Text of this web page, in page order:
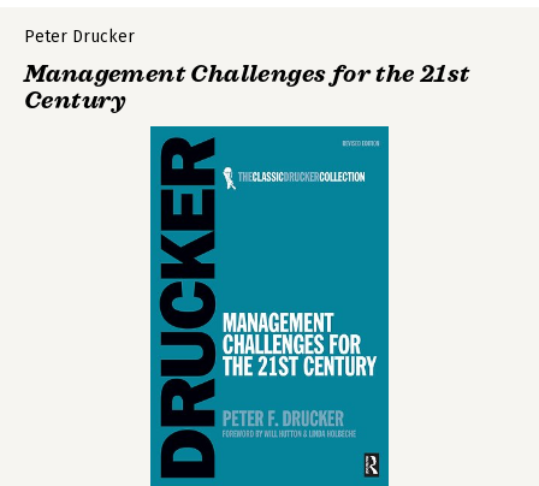
Peter Drucker
Management Challenges for the 21st
Century